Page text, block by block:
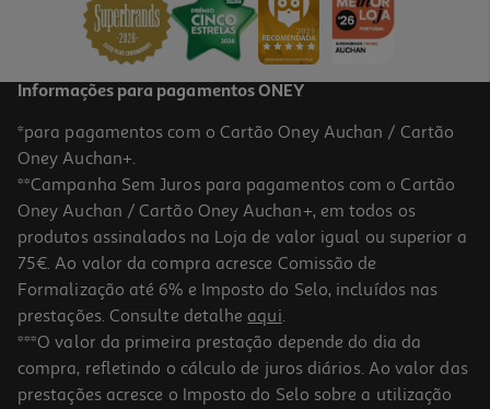
Informações para pagamentos ONEY
*para pagamentos com o Cartão Oney Auchan / Cartão
Oney Auchan+.
**Campanha Sem Juros para pagamentos com o Cartão
Oney Auchan / Cartão Oney Auchan+, em todos os
produtos assinalados na Loja de valor igual ou superior a
75€. Ao valor da compra acresce Comissão de
Formalização até 6% e Imposto do Selo, incluídos nas
prestações. Consulte detalhe aqui.
***O valor da primeira prestação depende do dia da
compra, refletindo o cálculo de juros diários. Ao valor das
prestações acresce o Imposto do Selo sobre a utilização